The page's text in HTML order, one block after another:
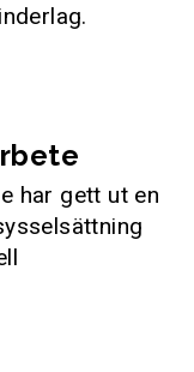
har gett ut en